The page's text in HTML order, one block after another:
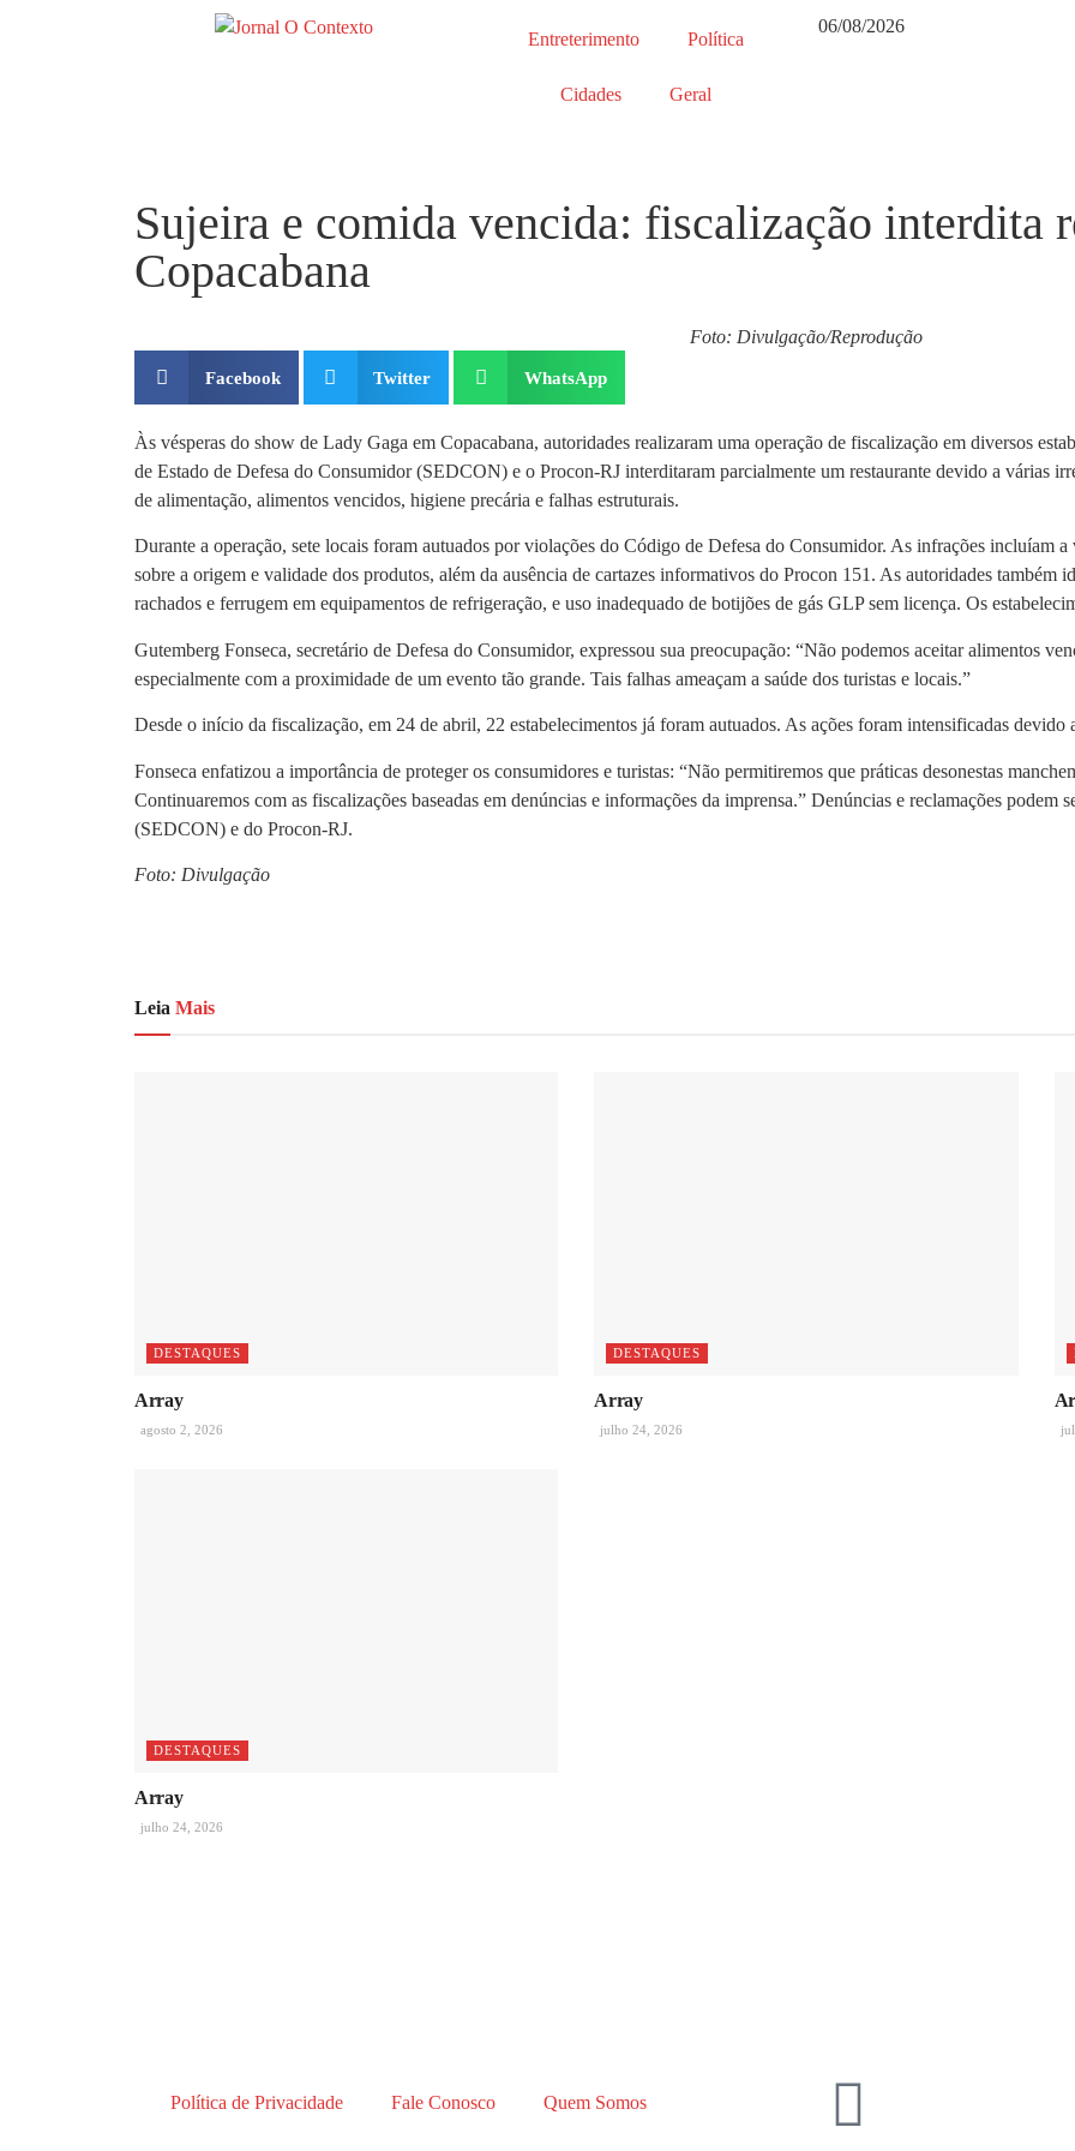
Entreterimento Política
Cidades Geral
06/08/2026
Sujeira e comida vencida: fiscalização interdita
Copacabana
Foto: Divulgação/Reprodução
Facebook Twitter WhatsApp
Às vésperas do show de Lady Gaga em Copacabana, autoridades realizaram uma operação de fiscalização em diversos
de Estado de Defesa do Consumidor (SEDCON) e o Procon-RJ interditaram parcialmente um restaurante devido a várias
de alimentação, alimentos vencidos, higiene precária e falhas estruturais.
Durante a operação, sete locais foram autuados por violações do Código de Defesa do Consumidor. As infrações incluíam
sobre a origem e validade dos produtos, além da ausência de cartazes informativos do Procon 151. As autoridades também
rachados e ferrugem em equipamentos de refrigeração, e uso inadequado de botijões de gás GLP sem licença. Os
Gutemberg Fonseca, secretário de Defesa do Consumidor, expressou sua preocupação: “Não podemos aceitar alimentos
especialmente com a proximidade de um evento tão grande. Tais falhas ameaçam a saúde dos turistas e locais.”
Desde o início da fiscalização, em 24 de abril, 22 estabelecimentos já foram autuados. As ações foram intensificadas devido
Fonseca enfatizou a importância de proteger os consumidores e turistas: “Não permitiremos que práticas desonestas
Continuaremos com as fiscalizações baseadas em denúncias e informações da imprensa.” Denúncias e reclamações podem
(SEDCON) e do Procon-RJ.
Foto: Divulgação
Leia Mais
DESTAQUES
Array
agosto 2, 2026
DESTAQUES
Array
julho 24, 2026
DESTAQUES
Array
julho 24, 2026
Política de Privacidade Fale Conosco Quem Somos